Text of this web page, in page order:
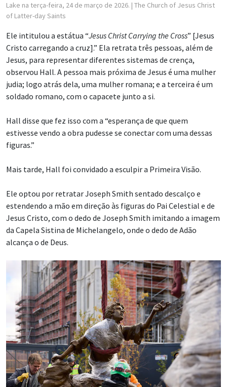
Lake na terça-feira, 24 de março de 2026. | The Church of Jesus Christ
of Latter-day Saints
Ele intitulou a estátua “Jesus Christ Carrying the Cross” [Jesus
Cristo carregando a cruz].” Ela retrata três pessoas, além de
Jesus, para representar diferentes sistemas de crença,
observou Hall. A pessoa mais próxima de Jesus é uma mulher
judia; logo atrás dela, uma mulher romana; e a terceira é um
soldado romano, com o capacete junto a si.
Hall disse que fez isso com a “esperança de que quem
estivesse vendo a obra pudesse se conectar com uma dessas
figuras.”
Mais tarde, Hall foi convidado a esculpir a Primeira Visão.
Ele optou por retratar Joseph Smith sentado descalço e
estendendo a mão em direção às figuras do Pai Celestial e de
Jesus Cristo, com o dedo de Joseph Smith imitando a imagem
da Capela Sistina de Michelangelo, onde o dedo de Adão
alcança o de Deus.